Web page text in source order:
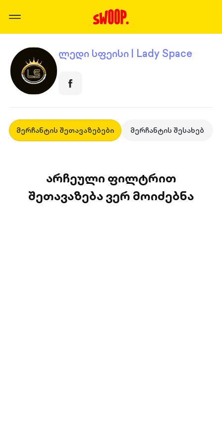
ლედი სფეისი | Lady Space
მერჩანტის შეთავაზებები მერჩანტის შესახებ
არჩეული ფილტრით
შეთავაზება ვერ მოიძებნა